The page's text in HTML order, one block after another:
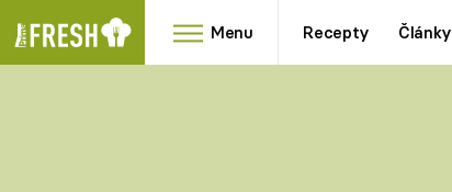
Menu Recepty Články